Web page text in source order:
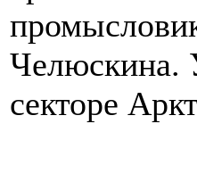
Челюскина.
секторе